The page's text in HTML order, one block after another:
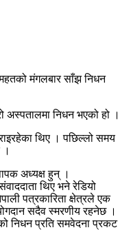
मंगलबार साँझ निधन
अस्पतालमा निधन भएको हो ।
थिए । पछिल्लो समय
।
अध्यक्ष हुन् ।
थिए भने रेडियो
पत्रकारिता क्षेत्रले एक
सदैव स्मरणीय रहनेछ ।
निधन प्रति समवेदना प्रकट